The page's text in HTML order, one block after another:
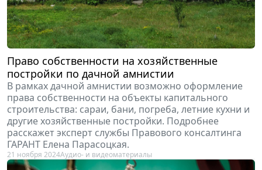
Право собственности на хозяйственные
постройки по дачной амнистии
В рамках дачной амнистии возможно оформление
права собственности на объекты капитального
строительства: сараи, бани, погреба, летние кухни и
другие хозяйственные постройки. Подробнее
расскажет эксперт службы Правового консалтинга
ГАРАНТ Елена Парасоцкая.
21 ноября 2024Аудио- и видеоматериалы